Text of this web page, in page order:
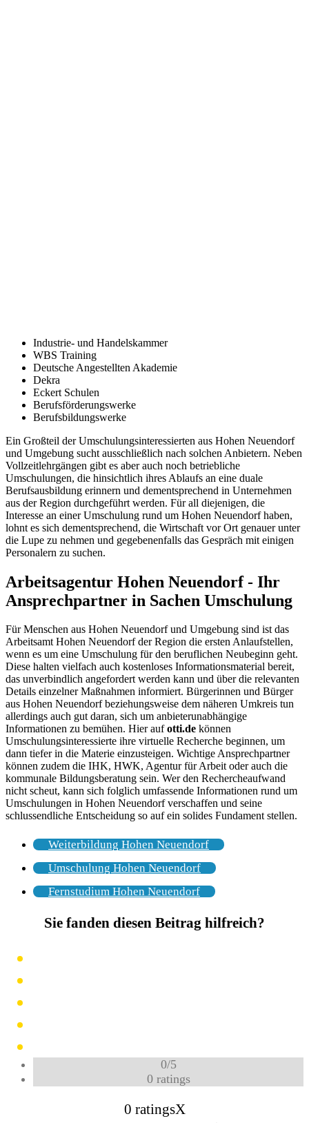
Industrie- und Handelskammer
WBS Training
Deutsche Angestellten Akademie
Dekra
Eckert Schulen
Berufsförderungswerke
Berufsbildungswerke
Ein Großteil der Umschulungsinteressierten aus Hohen Neuendorf
und Umgebung sucht ausschließlich nach solchen Anbietern. Neben
Vollzeitlehrgängen gibt es aber auch noch betriebliche
Umschulungen, die hinsichtlich ihres Ablaufs an eine duale
Berufsausbildung erinnern und dementsprechend in Unternehmen
aus der Region durchgeführt werden. Für all diejenigen, die
Interesse an einer Umschulung rund um Hohen Neuendorf haben,
lohnt es sich dementsprechend, die Wirtschaft vor Ort genauer unter
die Lupe zu nehmen und gegebenenfalls das Gespräch mit einigen
Personalern zu suchen.
Arbeitsagentur Hohen Neuendorf - Ihr
Ansprechpartner in Sachen Umschulung
Für Menschen aus Hohen Neuendorf und Umgebung sind ist das
Arbeitsamt Hohen Neuendorf der Region die ersten Anlaufstellen,
wenn es um eine Umschulung für den beruflichen Neubeginn geht.
Diese halten vielfach auch kostenloses Informationsmaterial bereit,
das unverbindlich angefordert werden kann und über die relevanten
Details einzelner Maßnahmen informiert. Bürgerinnen und Bürger
aus Hohen Neuendorf beziehungsweise dem näheren Umkreis tun
allerdings auch gut daran, sich um anbieterunabhängige
Informationen zu bemühen. Hier aufotti.de können
Umschulungsinteressierte ihre virtuelle Recherche beginnen, um
dann tiefer in die Materie einzusteigen. Wichtige Ansprechpartner
können zudem die IHK, HWK, Agentur für Arbeit oder auch die
kommunale Bildungsberatung sein. Wer den Rechercheaufwand
nicht scheut, kann sich folglich umfassende Informationen rund um
Umschulungen in Hohen Neuendorf verschaffen und seine
schlussendliche Entscheidung so auf ein solides Fundament stellen.
Weiterbildung Hohen Neuendorf
Umschulung Hohen Neuendorf
Fernstudium Hohen Neuendorf
Sie fanden diesen Beitrag hilfreich?
0/5
0ratings
0 ratingsX